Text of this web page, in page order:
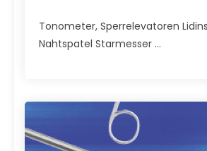
Tonometer, Sperrelevatoren
Nahtspatel Starmesser ...